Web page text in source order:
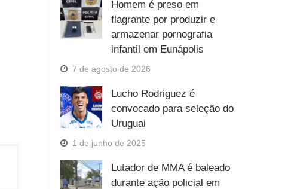
Homem é preso em
flagrante por produzir e
armazenar pornografia
infantil em Eunápolis
7 de agosto de 2026
Lucho Rodriguez é
convocado para seleção do
Uruguai
1 de junho de 2025
Lutador de MMA é baleado
durante ação policial em